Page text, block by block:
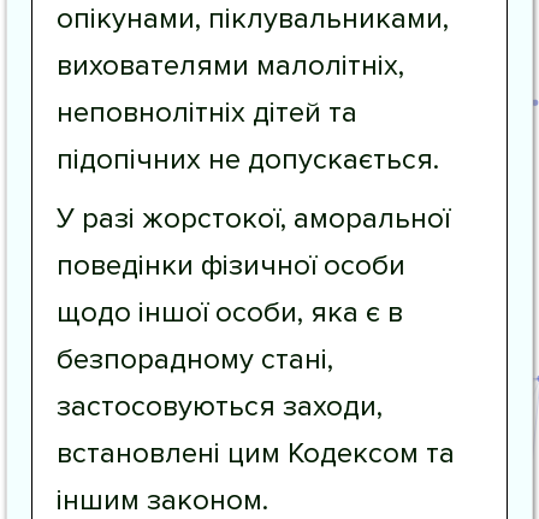
опікунами, піклувальниками,
вихователями малолітніх,
неповнолітніх дітей та
підопічних не допускається.
У разі жорстокої, аморальної
поведінки фізичної особи
щодо іншої особи, яка є в
безпорадному стані,
застосовуються заходи,
встановлені цим Кодексом та
іншим законом.